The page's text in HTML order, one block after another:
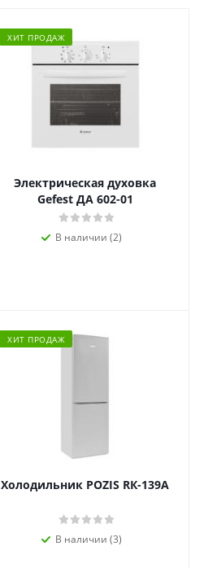
ХИТ ПРОДАЖ
Электрическая духовка
Gefest ДА 602-01
В наличии (2)
ХИТ ПРОДАЖ
Холодильник POZIS RК-139А
В наличии (3)